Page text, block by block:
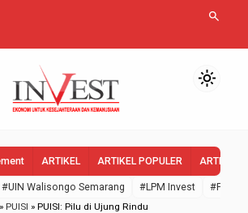
search
light_mode
ARTIKEL ARTIKEL POPULER ARTIKEL
#UIN Walisongo Semarang #LPM Invest
#FEBI
» PUISI » PUISI: Pilu di Ujung Rindu